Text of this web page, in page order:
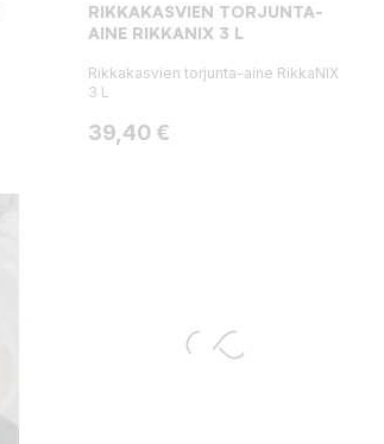
RIKKAKASVIEN TORJUNTA-
AINE RIKKANIX 3 L
Rikkakasvien torjunta-aine RikkaNIX
3 L
Hinta
39,40 €